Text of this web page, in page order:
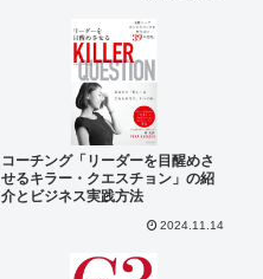
コーチング「リーダーを目醒めさ
せるキラー・クエスチョン」の紹
介とビジネス実践方法
2024.11.14